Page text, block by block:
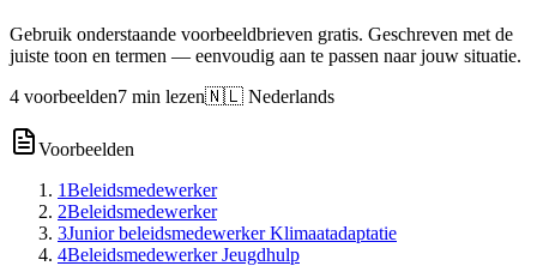
Gebruik onderstaande voorbeeldbrieven gratis. Geschreven met de
juiste toon en termen — eenvoudig aan te passen naar jouw situatie.
4 voorbeelden7 min lezen🇳🇱 Nederlands
Voorbeelden
1Beleidsmedewerker
2Beleidsmedewerker
3Junior beleidsmedewerker Klimaatadaptatie
4Beleidsmedewerker Jeugdhulp